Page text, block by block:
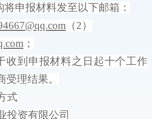
将申报材料发至以下邮箱：
（2）
；
收到申报材料之日起十个工作
受理结果。
式
投资有限公司